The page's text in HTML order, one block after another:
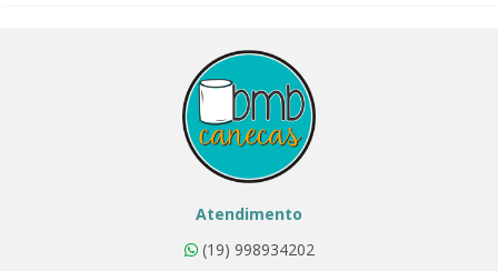
Atendimento
(19) 998934202